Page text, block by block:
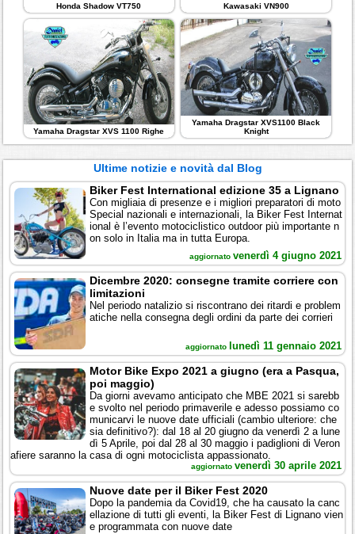
Honda Shadow VT750 Kawasaki VN900
Yamaha Dragstar XVS 1100 Righe
Yamaha Dragstar XVS1100 Black
Knight
Ultime notizie e novità dal Blog
Biker Fest International edizione 35 a Lignano
Con migliaia di presenze e i migliori preparatori di moto
Special nazionali e internazionali, la Biker Fest Internat
ional è l’evento motociclistico outdoor più importante n
on solo in Italia ma in tutta Europa.
aggiornato venerdì 4 giugno 2021
Dicembre 2020: consegne tramite corriere con
limitazioni
Nel periodo natalizio si riscontrano dei ritardi e problem
atiche nella consegna degli ordini da parte dei corrieri
aggiornato lunedì 11 gennaio 2021
Motor Bike Expo 2021 a giugno (era a Pasqua,
poi maggio)
Da giorni avevamo anticipato che MBE 2021 si sarebb
e svolto nel periodo primaverile e adesso possiamo co
municarvi le nuove date ufficiali (cambio ulteriore: che
sia definitivo?): dal 18 al 20 giugno da venerdì 2 a lune
dì 5 Aprile, poi dal 28 al 30 maggio i padiglioni di Veron
afiere saranno la casa di ogni motociclista appassionato.
aggiornato venerdì 30 aprile 2021
Nuove date per il Biker Fest 2020
Dopo la pandemia da Covid19, che ha causato la canc
ellazione di tutti gli eventi, la Biker Fest di Lignano vien
e programmata con nuove date